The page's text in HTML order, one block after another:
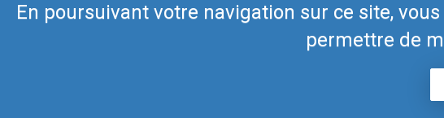
En poursuivant votre navigation sur ce site,
permettre de
Boutique